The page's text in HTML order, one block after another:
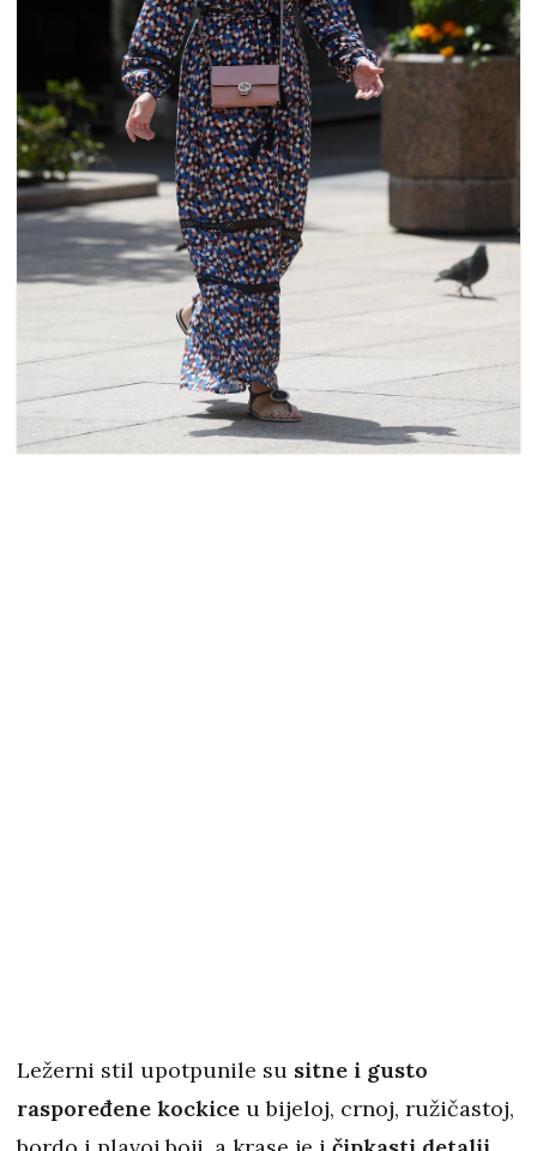
Ležerni stil upotpunile su sitne i gusto
raspoređene kockice u bijeloj, crnoj, ružičastoj,